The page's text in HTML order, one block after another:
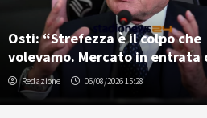
Osti: “Strefezza è il colpo che
volevamo. Mercato in entrata
Redazione 06/08/2026 15:28